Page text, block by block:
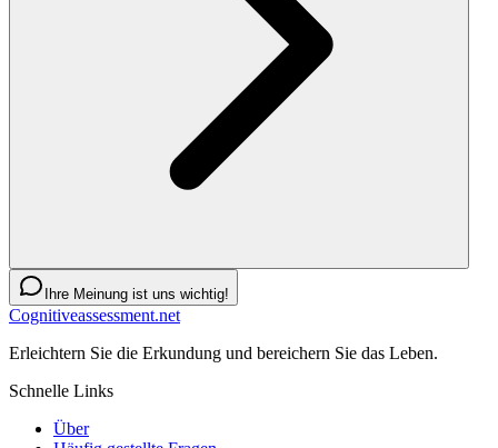
Ihre Meinung ist uns wichtig!
Cognitiveassessment.net
Erleichtern Sie die Erkundung und bereichern Sie das Leben.
Schnelle Links
Über